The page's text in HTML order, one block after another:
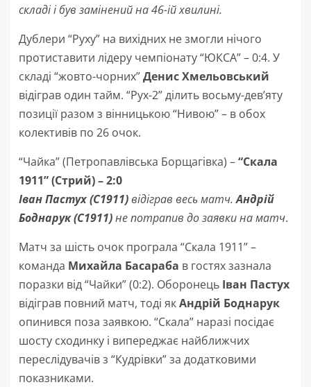
складі і був замінений на 46-ій хвилині.
Дублери “Руху” на вихідних не змогли нічого
протиставити лідеру чемпіонату “ЮКСА” – 0:4. У
складі “жовто-чорних”Денис Хмельовський
відіграв один тайм. “Рух-2” ділить восьму-дев’яту
позиції разом з вінницькою “Нивою” – в обох
колективів по 26 очок.
“Чайка” (Петропавлівська Борщагівка) –“Скала
1911” (Стрий) – 2:0
Іван Пастух (С1911)відіграв весь матч.Андрій
Боднарук (С1911)не потрапив до заявки на матч.
Матч за шість очок програла “Скала 1911” –
команда Михайла Басараба в гостях зазнала
поразки від “Чайки” (0:2). Оборонець Іван Пастух
відіграв повний матч, тоді якАндрій Боднарук
опинився поза заявкою. “Скала” наразі посідає
шосту сходинку і випереджає найближчих
переслідувачів з “Кудрівки” за додатковими
показниками.